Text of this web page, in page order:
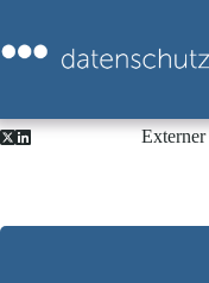
springen